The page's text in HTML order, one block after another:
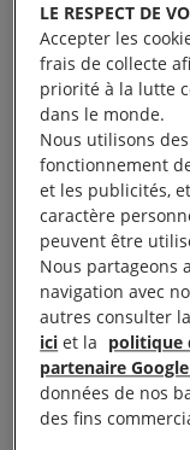
l’Europe et
Le Conseil
suite à la
sur le devoir de
jugé conforme à
validant ainsi la
de vigilance
multinationales,
humains et de
a censuré les
amende, sa
d’engager
LE RESPECT DE
Accepter les
frais de collecte
priorité à la lutte
dans le monde.
Nous utilisons
fonctionnement
et les publicités,
caractère
peuvent être
Nous partageons
navigation avec
autres consulter la
ici et la politique
partenaire
données de nos
des fins